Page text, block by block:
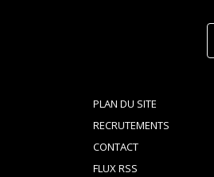
PLAN DU SITE
RECRUTEMENTS
CONTACT
FLUX RSS